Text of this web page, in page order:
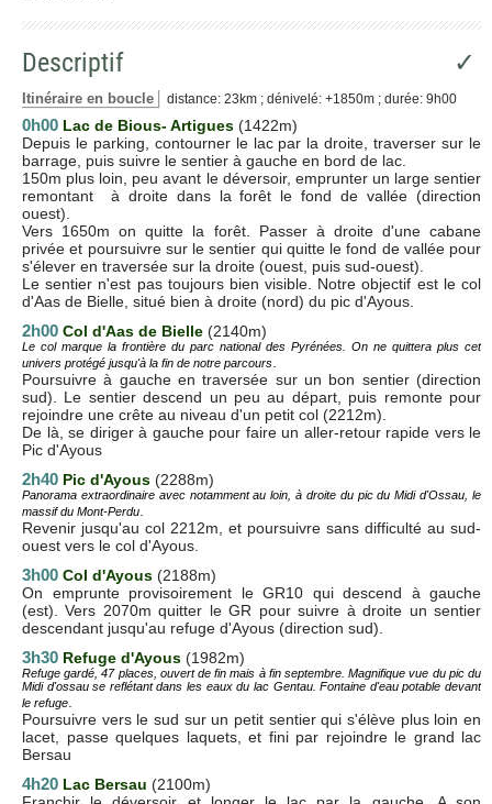
Descriptif ✓
Itinéraire en boucle distance: 23km ; dénivelé: +1850m ; durée: 9h00
0h00 Lac de Bious- Artigues (1422m)
Depuis le parking, contourner le lac par la droite, traverser sur le
barrage, puis suivre le sentier à gauche en bord de lac.
150m plus loin, peu avant le déversoir, emprunter un large sentier
remontant à droite dans la forêt le fond de vallée (direction
ouest).
Vers 1650m on quitte la forêt. Passer à droite d'une cabane
privée et poursuivre sur le sentier qui quitte le fond de vallée pour
s'élever en traversée sur la droite (ouest, puis sud-ouest).
Le sentier n'est pas toujours bien visible. Notre objectif est le col
d'Aas de Bielle, situé bien à droite (nord) du pic d'Ayous.
2h00 Col d'Aas de Bielle (2140m)
Le col marque la frontière du parc national des Pyrénées. On ne quittera plus cet
univers protégé jusqu'à la fin de notre parcours
Poursuivre à gauche en traversée sur un bon sentier (direction
sud). Le sentier descend un peu au départ, puis remonte pour
rejoindre une crête au niveau d'un petit col (2212m).
De là, se diriger à gauche pour faire un aller-retour rapide vers le
Pic d'Ayous
2h40 Pic d'Ayous (2288m)
Panorama extraordinaire avec notammentau loin, à droite du pic du Midi d'Ossau, le
massif du Mont-Perdu
Revenir jusqu'au col 2212m, et poursuivre sans difficulté au sud-
ouest vers le col d'Ayous.
3h00 Col d'Ayous (2188m)
On emprunte provisoirement le GR10 qui descend à gauche
(est). Vers 2070m quitter le GR pour suivre à droite un sentier
descendant jusqu'au refuge d'Ayous (direction sud).
3h30 Refuge d'Ayous (1982m)
Refuge gardé, 47 places, ouvert de fin mais à fin septembre. Magnifique vue du pic du
Midi d'ossau se reflétant dans les eaux du lac Gentau. Fontaine d'eau potable devant
le refuge
Poursuivre vers le sud sur un petit sentier qui s'élève plus loin en
lacet, passe quelques laquets, et fini par rejoindre le grand lac
Bersau
4h20 Lac Bersau (2100m)